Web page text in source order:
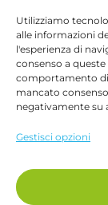
Utilizziamo
alle informazioni
l'esperienza di
consenso a
comportamento di
mancato
negativamente su
Gestisci opzioni
Alternative:
Visa
Via B.
REA: